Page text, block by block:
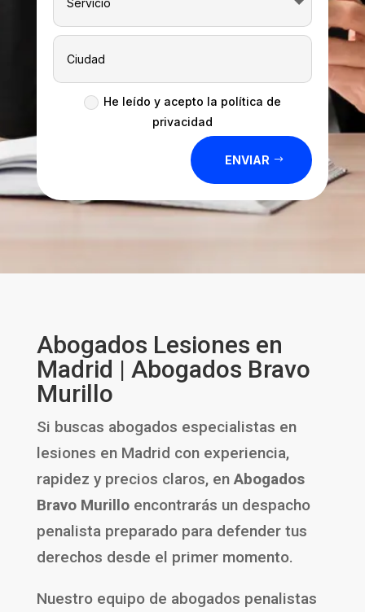
He leído y acepto la política de
privacidad
ENVIAR
Abogados Lesiones en
Madrid | Abogados Bravo
Murillo
Si buscas abogados especialistas en
lesiones en Madrid con experiencia,
rapidez y precios claros, en Abogados
Bravo Murilloencontrarás un despacho
penalista preparado para defender tus
derechos desde el primer momento.
Nuestro equipo de abogados penalistas